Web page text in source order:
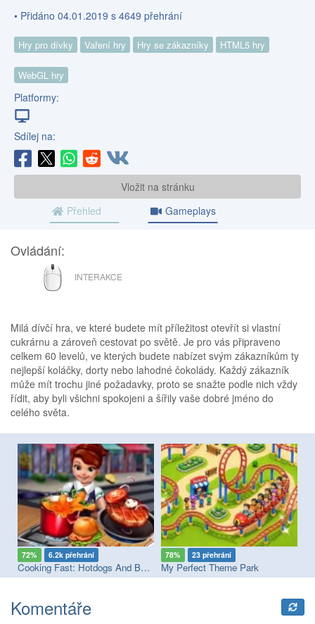
• Přidáno 04.01.2019 s 4649 přehrání
Hry pro dívky Vaření hry Hry se zákazníky HTML5 hry
WebGL hry
Platformy:
Sdílej na:
Vložit na stránku
Přehled
Gameplays
Ovládání:
MYŠ
INTERAKCE
Milá dívčí hra, ve které budete mít příležitost otevřít si vlastní
cukrárnu a zároveň cestovat po světě. Je pro vás připraveno
celkem 60 levelů, ve kterých budete nabízet svým zákazníkům ty
nejlepší koláčky, dorty nebo lahodné čokolády. Každý zákazník
může mít trochu jiné požadavky, proto se snažte podle nich vždy
řídit, aby byli všichni spokojeni a šířily vaše dobré jméno do
celého světa.
72% 6.2k přehrání
Cooking Fast: Hotdogs And Burgers Craze
78% 23 přehrání
My Perfect Theme Park
Komentáře